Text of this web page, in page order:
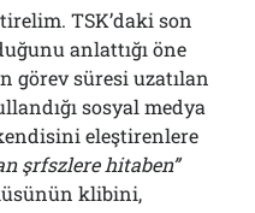
TSK’daki son
anlattığı öne
görev süresi uzatılan
sosyal medya
eleştirenlere
şrfszlere hitaben”
klibini,